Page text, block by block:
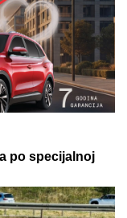
puta kod Banja
je